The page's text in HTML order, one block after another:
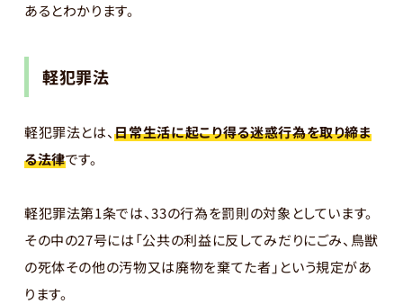
あるとわかります。
軽犯罪法
軽犯罪法とは、日常生活に起こり得る迷惑行為を取り締ま
る法律です。
軽犯罪法第1条では、33の行為を罰則の対象としています。
その中の27号には「公共の利益に反してみだりにごみ、鳥獣
の死体その他の汚物又は廃物を棄てた者」という規定があ
ります。